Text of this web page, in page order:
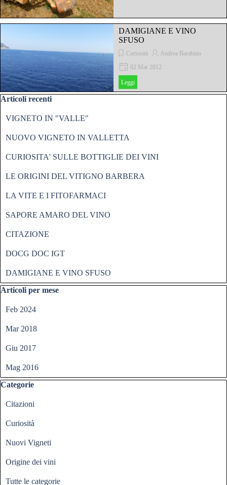
DAMIGIANE E VINO
SFUSO
Curiosità
Andrea Barabino
02 Mar 2012
Leggi
Salta blocco Articoli recenti
Articoli recenti
VIGNETO IN "VALLE"
NUOVO VIGNETO IN VALLETTA
CURIOSITA' SULLE BOTTIGLIE DEI VINI
LE ORIGINI DEL VITIGNO BARBERA
LA VITE E I FITOFARMACI
SAPORE AMARO DEL VINO
CITAZIONE
DOCG DOC IGT
DAMIGIANE E VINO SFUSO
Salta blocco Articoli per mese
Articoli per mese
Feb 2024
Mar 2018
Giu 2017
Mag 2016
Salta blocco Categorie
Categorie
Citazioni
Curiosità
Nuovi Vigneti
Origine dei vini
Tutte le categorie